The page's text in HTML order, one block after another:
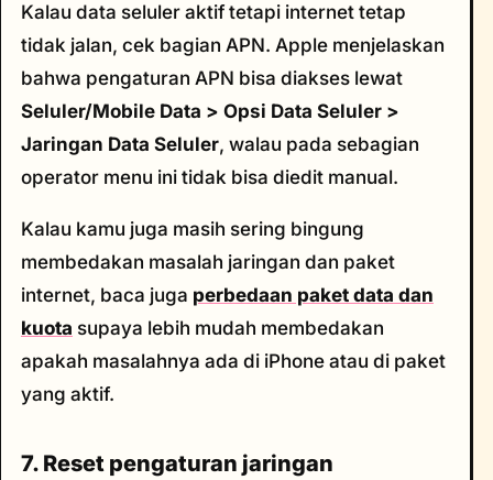
Kalau data seluler aktif tetapi internet tetap
tidak jalan, cek bagian APN. Apple menjelaskan
bahwa pengaturan APN bisa diakses lewat
Seluler/Mobile Data > Opsi Data Seluler >
Jaringan Data Seluler, walau pada sebagian
operator menu ini tidak bisa diedit manual.
Kalau kamu juga masih sering bingung
membedakan masalah jaringan dan paket
internet, baca juga perbedaan paket data dan
kuota supaya lebih mudah membedakan
apakah masalahnya ada di iPhone atau di paket
yang aktif.
7. Reset pengaturan jaringan